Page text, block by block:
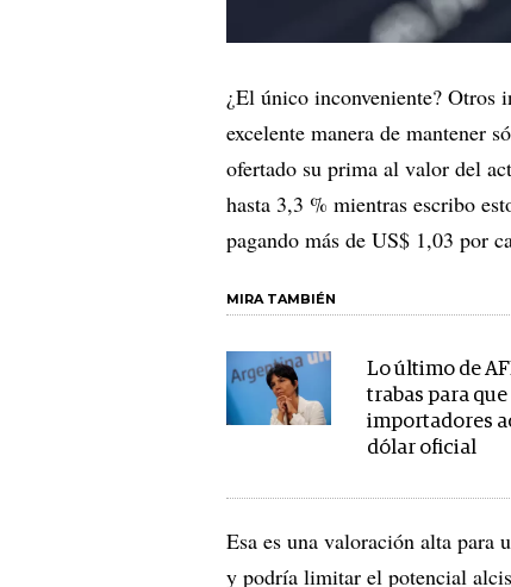
¿El único inconveniente? Otros
excelente manera de mantener
ofertado su prima al valor del
hasta 3,3 % mientras escribo
pagando más de US$ 1,03 por
MIRA TAMBIÉN
Lo último de
trabas para que
importadores
dólar oficial
Esa es una valoración alta para
y podría limitar el potencial